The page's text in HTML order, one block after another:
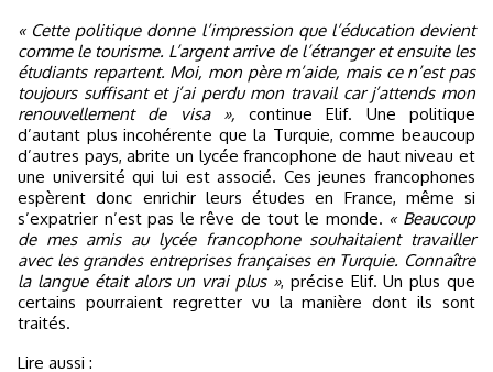
« Cette politique donne l’impression que l’éducation devient
comme le tourisme. L’argent arrive de l’étranger et ensuite les
étudiants repartent. Moi, mon père m’aide, mais ce n’est pas
toujours suffisant et j’ai perdu mon travail car j’attends mon
renouvellement de visa », continue Elif. Une politique
d’autant plus incohérente que la Turquie, comme beaucoup
d’autres pays, abrite un lycée francophone de haut niveau et
une université qui lui est associé. Ces jeunes francophones
espèrent donc enrichir leurs études en France, même si
s’expatrier n’est pas le rêve de tout le monde. « Beaucoup
de mes amis au lycée francophone souhaitaient travailler
avec les grandes entreprises françaises en Turquie. Connaître
la langue était alors un vrai plus », précise Elif. Un plus que
certains pourraient regretter vu la manière dont ils sont
traités.
Lire aussi :